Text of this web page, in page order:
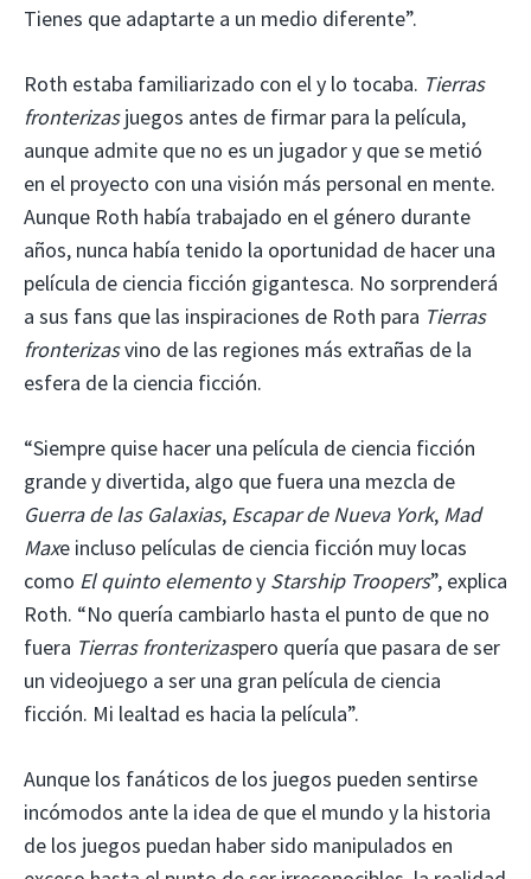
Tienes que adaptarte a un medio diferente”.
Roth estaba familiarizado con el y lo tocaba. Tierras
fronterizasjuegos antes de firmar para la película,
aunque admite que no es un jugador y que se metió
en el proyecto con una visión más personal en mente.
Aunque Roth había trabajado en el género durante
años, nunca había tenido la oportunidad de hacer una
película de ciencia ficción gigantesca. No sorprenderá
a sus fans que las inspiraciones de Roth para Tierras
fronterizasvino de las regiones más extrañas de la
esfera de la ciencia ficción.
“Siempre quise hacer una película de ciencia ficción
grande y divertida, algo que fuera una mezcla de
Guerra de las Galaxias, Escapar de Nueva York, Mad
Maxe incluso películas de ciencia ficción muy locas
como El quinto elementoy Starship Troopers”, explica
Roth. “No quería cambiarlo hasta el punto de que no
fuera Tierras fronterizaspero quería que pasara de ser
un videojuego a ser una gran película de ciencia
ficción. Mi lealtad es hacia la película”.
Aunque los fanáticos de los juegos pueden sentirse
incómodos ante la idea de que el mundo y la historia
de los juegos puedan haber sido manipulados en